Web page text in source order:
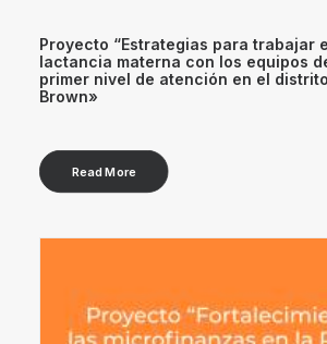
Proyecto “Estrategias para trabajar
lactancia materna con los equipos
primer nivel de atención en el
Brown»
Read More